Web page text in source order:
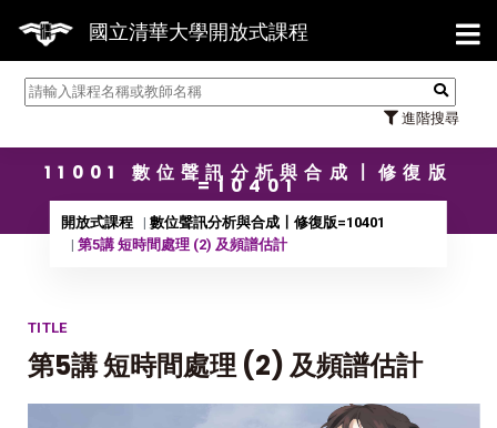
國立清華大學開放式課程
進階搜尋
【
11001 數位聲訊分析與合成〡修復版
=10401
開放式課程
數位聲訊分析與合成〡修復版=10401
第5講 短時間處理 (2) 及頻譜估計
TITLE
第5講 短時間處理 (2) 及頻譜估計